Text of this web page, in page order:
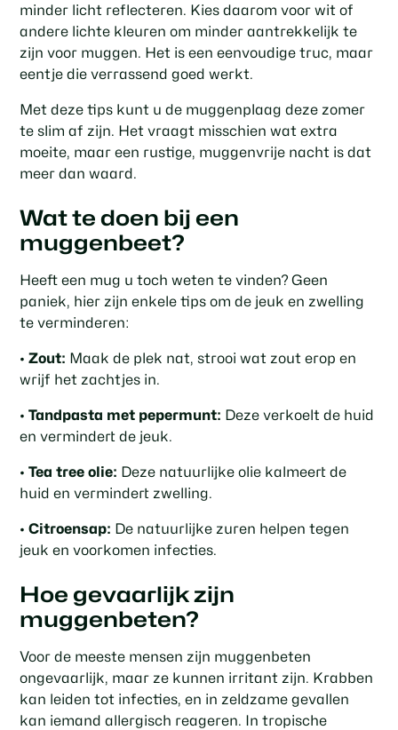
minder licht reflecteren. Kies daarom voor wit of
andere lichte kleuren om minder aantrekkelijk te
zijn voor muggen. Het is een eenvoudige truc, maar
eentje die verrassend goed werkt.
Met deze tips kunt u de muggenplaag deze zomer
te slim af zijn. Het vraagt misschien wat extra
moeite, maar een rustige, muggenvrije nacht is dat
meer dan waard.
Wat te doen bij een
muggenbeet?
Heeft een mug u toch weten te vinden? Geen
paniek, hier zijn enkele tips om de jeuk en zwelling
te verminderen:
•Zout: Maak de plek nat, strooi wat zout erop en
wrijf het zachtjes in.
•Tandpasta met pepermunt: Deze verkoelt de huid
en vermindert de jeuk.
•Tea tree olie: Deze natuurlijke olie kalmeert de
huid en vermindert zwelling.
•Citroensap: De natuurlijke zuren helpen tegen
jeuk en voorkomen infecties.
Hoe gevaarlijk zijn
muggenbeten?
Voor de meeste mensen zijn muggenbeten
ongevaarlijk, maar ze kunnen irritant zijn. Krabben
kan leiden tot infecties, en in zeldzame gevallen
kan iemand allergisch reageren. In tropische